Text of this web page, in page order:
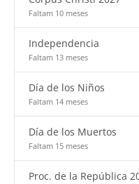
Faltam 10 meses
Independencia
Faltam 13 meses
Día de los Niños
Faltam 14 meses
Día de los Muertos
Faltam 15 meses
Proc. de la República